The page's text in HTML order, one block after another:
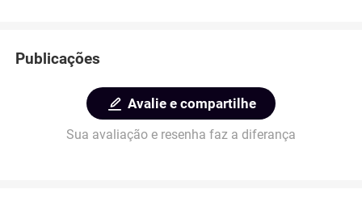
Publicações
Avalie e compartilhe
Sua avaliação e resenha faz a diferança